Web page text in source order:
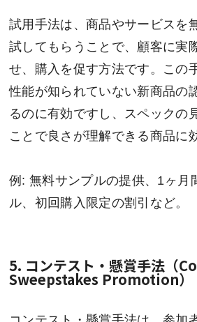
試用手法は、商品やサービスを
試してもらうことで、顧客に実
せ、購入を促す方法です。この
性能が知られていない新商品の
るのに有効ですし、スペックの
ことで良さが理解できる商品に
例: 無料サンプルの提供、1ヶ月
ル、初回購入限定の割引など。
5. コンテスト・懸賞手法（
Sweepstakes Promotion）